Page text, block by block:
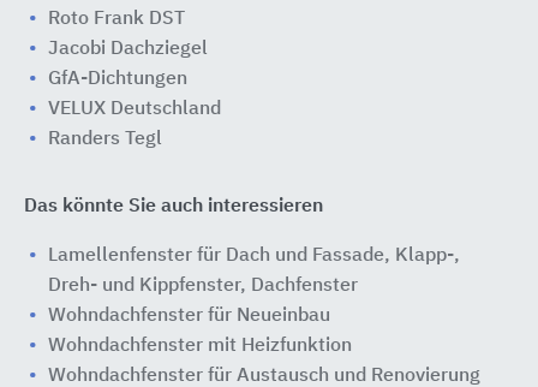
Roto Frank DST
Jacobi Dachziegel
GfA-Dichtungen
VELUX Deutschland
Randers Tegl
Das könnte Sie auch interessieren
Lamellenfenster für Dach und Fassade, Klapp-,
Dreh- und Kippfenster, Dachfenster
Wohndachfenster für Neueinbau
Wohndachfenster mit Heizfunktion
Wohndachfenster für Austausch und Renovierung